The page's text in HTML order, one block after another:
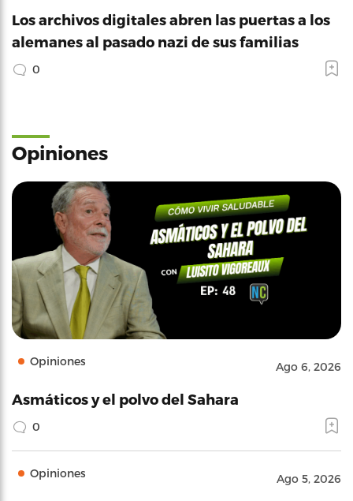
Los archivos digitales abren las puertas a los
alemanes al pasado nazi de sus familias
0
Opiniones
Opiniones Ago 6, 2026
Asmáticos y el polvo del Sahara
0
Opiniones Ago 5, 2026